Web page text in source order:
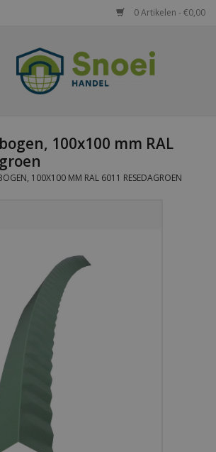
0 Artikelen - €0,00
100x100 mm RAL
100X100 MM RAL 6011 RESEDAGROEN